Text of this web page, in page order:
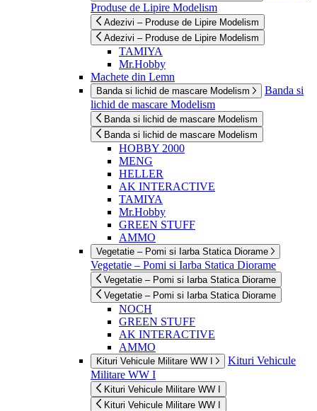
Produse de Lipire Modelism
Adezivi – Produse de Lipire Modelism
Adezivi – Produse de Lipire Modelism
TAMIYA
Mr.Hobby
Machete din Lemn
Banda si lichid de mascare Modelism
Banda si
lichid de mascare Modelism
Banda si lichid de mascare Modelism
Banda si lichid de mascare Modelism
HOBBY 2000
MENG
HELLER
AK INTERACTIVE
TAMIYA
Mr.Hobby
GREEN STUFF
AMMO
Vegetatie – Pomi si Iarba Statica Diorame
Vegetatie – Pomi si Iarba Statica Diorame
Vegetatie – Pomi si Iarba Statica Diorame
Vegetatie – Pomi si Iarba Statica Diorame
NOCH
GREEN STUFF
AK INTERACTIVE
AMMO
Kituri Vehicule Militare WW I
Kituri Vehicule
Militare WW I
Kituri Vehicule Militare WW I
Kituri Vehicule Militare WW I